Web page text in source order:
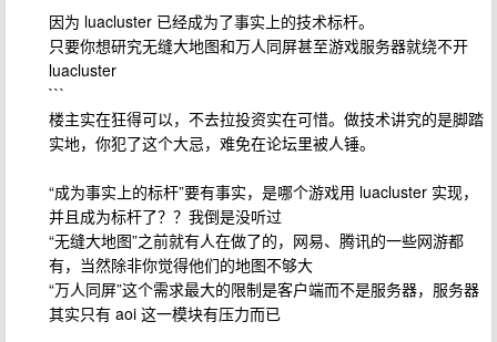
因为 luacluster 已经成为了事实上的技术标杆。
只要你想研究无缝大地图和万人同屏甚至游戏服务器就绕不开
luacluster
```
楼主实在狂得可以，不去拉投资实在可惜。做技术讲究的是脚踏
实地，你犯了这个大忌，难免在论坛里被人锤。
“成为事实上的标杆”要有事实，是哪个游戏用 luacluster 实现，
并且成为标杆了？？我倒是没听过
“无缝大地图”之前就有人在做了的，网易、腾讯的一些网游都
有，当然除非你觉得他们的地图不够大
“万人同屏”这个需求最大的限制是客户端而不是服务器，服务器
其实只有 aoi 这一模块有压力而已